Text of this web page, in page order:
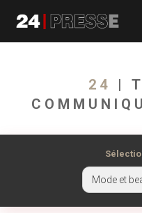
presse
24
|
Mode et